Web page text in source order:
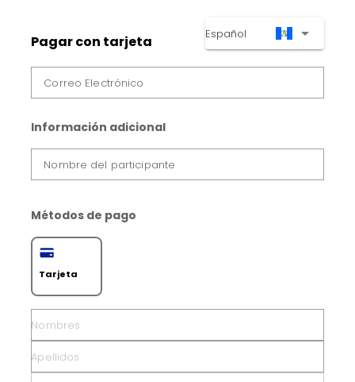
Pagar con tarjeta Español arrow_drop_down
Correo Electrónico
Información adicional
Nombre del participante
Métodos de pago
Tarjeta